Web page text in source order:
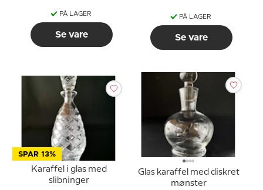
PÅ LAGER
Se vare
PÅ LAGER
Se vare
SPAR 13%
Karaffel i glas med
slibninger
Glas karaffel med diskret
mønster